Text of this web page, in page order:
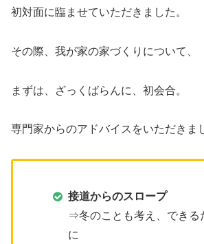
初対面に臨ませていただきました。
その際、我が家の家づくりについて、
まずは、ざっくばらんに、初会合。
専門家からのアドバイスをいただきま
接道からのスロープ
⇒冬のことも考え、できる
に